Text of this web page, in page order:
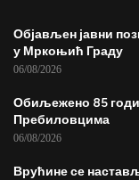
Објављен јавни
у Мркоњић Граду
06/08/2026
Обиљежено 85
Пребиловцима
06/08/2026
Врућине се